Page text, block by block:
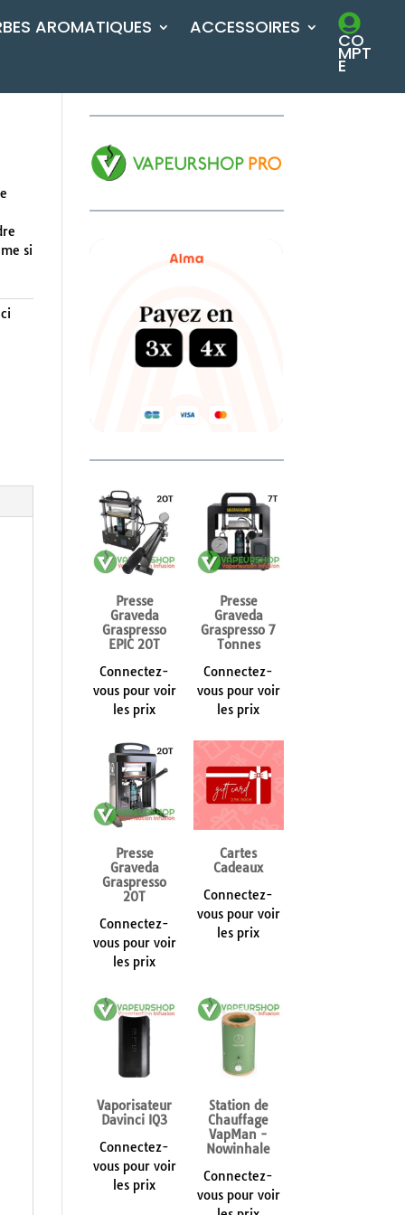
AROMATIQUES ACCESSOIRES
CO
MPT
E
si
Presse
Graveda
Graspresso
EPIC 20T
Connectez-
vous pour voir
les prix
Presse
Graveda
Graspresso 7
Tonnes
Connectez-
vous pour voir
les prix
Presse
Graveda
Graspresso
20T
Connectez-
vous pour voir
les prix
Cartes
Cadeaux
Connectez-
vous pour voir
les prix
Vaporisateur
Davinci IQ3
Connectez-
vous pour voir
les prix
Station de
Chauffage
VapMan -
Nowinhale
Connectez-
vous pour voir